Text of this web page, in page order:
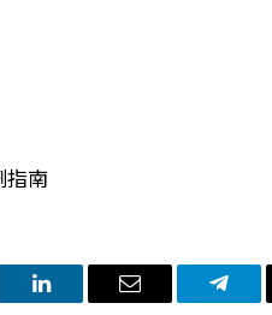
指南
LinkedIn 电